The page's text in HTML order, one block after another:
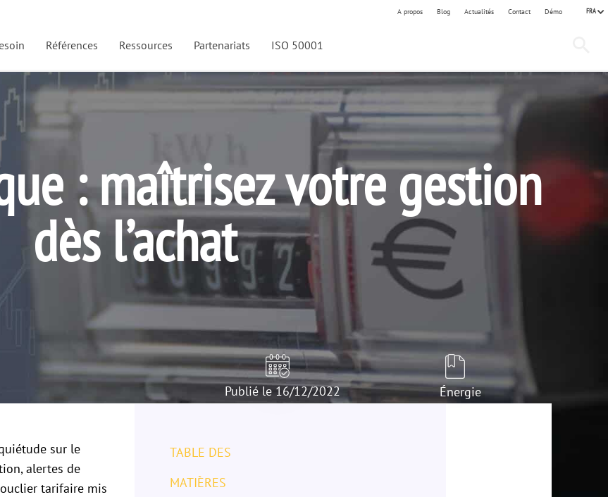
A propos Blog Actualités Contact Démo
Références Ressources Partenariats ISO 50001
FRA
: maîtrisez votre gestion
dès l’achat
Publié le 16/12/2022 Énergie
sur le
alertes de
tarifaire mis
TABLE DES
MATIÈRES